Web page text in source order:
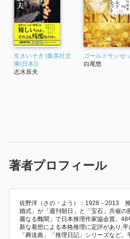
同窓会での会話で、旧制中学
一体なぜ？しかもその門札に
謎が非常に魅力的。少しあっ
ではないか。それでも秀作。
た。
「原爆を止めた男」オール讀物
事件そのものは単純だけれど
珍しい名字の老人が殺された
なかなかの出来。「定年後威
ませんでしょうか？」には「
言三連発はあまりのくどさに
い、と。うーん。
生きいそぎ (集英社文
庫(日本))
志水辰夫
ゴールドサンセ
白尾悠
著者プロフィール
佐野洋（さの・よう）：1928－2013
婚式」が「週刊朝日」と「宝石」共催
麗なる醜聞」で日本推理作家協会賞。
新な着想による本格推理に定評があり,
「葬送曲」「推理日記」シリーズなど